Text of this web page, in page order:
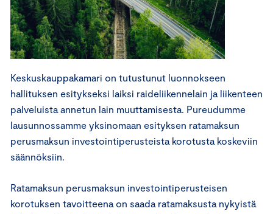
Keskuskauppakamari on tutustunut luonnokseen
hallituksen esitykseksi laiksi raideliikennelain ja liikenteen
palveluista annetun lain muuttamisesta. Pureudumme
lausunnossamme yksinomaan esityksen ratamaksun
perusmaksun investointiperusteista korotusta koskeviin
säännöksiin.
Ratamaksun perusmaksun investointiperusteisen
korotuksen tavoitteena on saada ratamaksusta nykyistä